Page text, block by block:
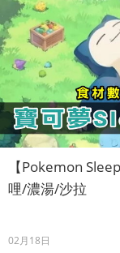
【Pokemon
哩/濃湯/沙拉
02月18日